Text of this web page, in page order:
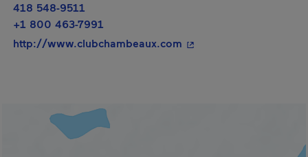
418 548-9511
+1 800 463-7991
http://www.clubchambeaux.com - Cet hyperlien